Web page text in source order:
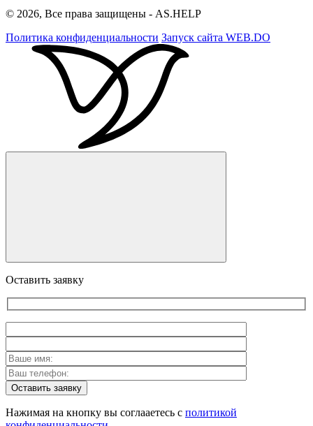
© 2026, Все права защищены - AS.HELP
Политика конфиденциальности Запуск сайта WEB.DO
Оставить заявку
Оставить заявку
Нажимая на кнопку вы соглааетесь с политикой